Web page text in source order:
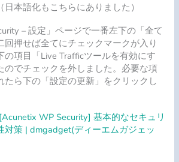
日本語化もこちらにありました）
– 設定」ページで一番左下の「全て
回押せば全てにチェックマークが入り
の項目「Live Trafficツールを有効にす
のでチェックを外しました。必要な項
たら下の「設定の更新」をクリックし
WP Security] 基本的なセキュリ
対策 | dmgadget(ディーエムガジェッ